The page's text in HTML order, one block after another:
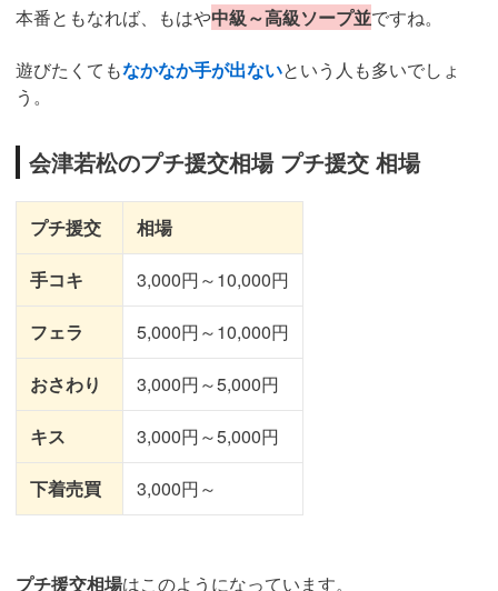
本番ともなれば、もはや中級～高級ソープ並ですね。
遊びたくてもなかなか手が出ないという人も多いでしょ
う。
会津若松のプチ援交相場 プチ援交 相場
プチ援交 相場
手コキ 3,000円～10,000円
フェラ 5,000円～10,000円
おさわり 3,000円～5,000円
キス 3,000円～5,000円
下着売買 3,000円～
プチ援交相場はこのようになっています。